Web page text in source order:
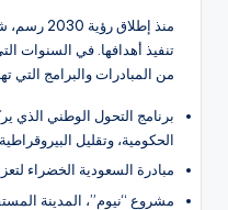
منذ
تنفيذ أهدافها. في السنوات
من المبادرات والبرامج
برنامج التحول الوطني الذي
الحكومية، وتقليل
مبادرة السعودية الخضراء
مشروع “نيوم”، المدينة